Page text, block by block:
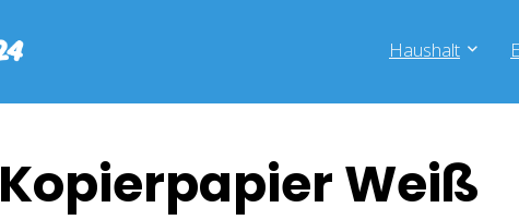
Haushalt
Kopierpapier Weiß